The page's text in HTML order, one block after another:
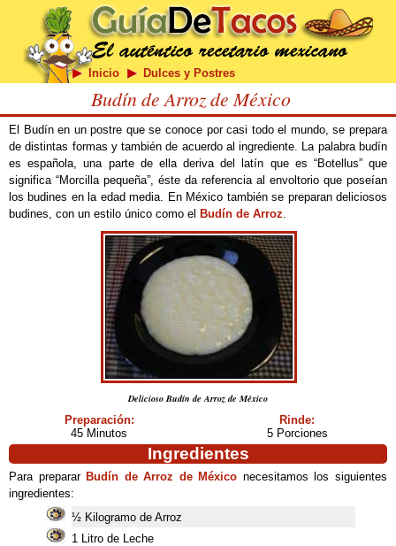
Inicio Dulces y Postres
Budín de Arroz de México
El Budín en un postre que se conoce por casi todo el mundo, se prepara
de distintas formas y también de acuerdo al ingrediente. La palabra budín
es española, una parte de ella deriva del latín que es “Botellus” que
significa “Morcilla pequeña”, éste da referencia al envoltorio que poseían
los budines en la edad media. En México también se preparan deliciosos
budines, con un estilo único como el Budín de Arroz.
Delicioso Budín de Arroz de México
Preparación:
45 Minutos
Rinde:
5 Porciones
Ingredientes
Para preparar Budín de Arroz de México necesitamos los siguientes
ingredientes:
½ Kilogramo de Arroz
1 Litro de Leche